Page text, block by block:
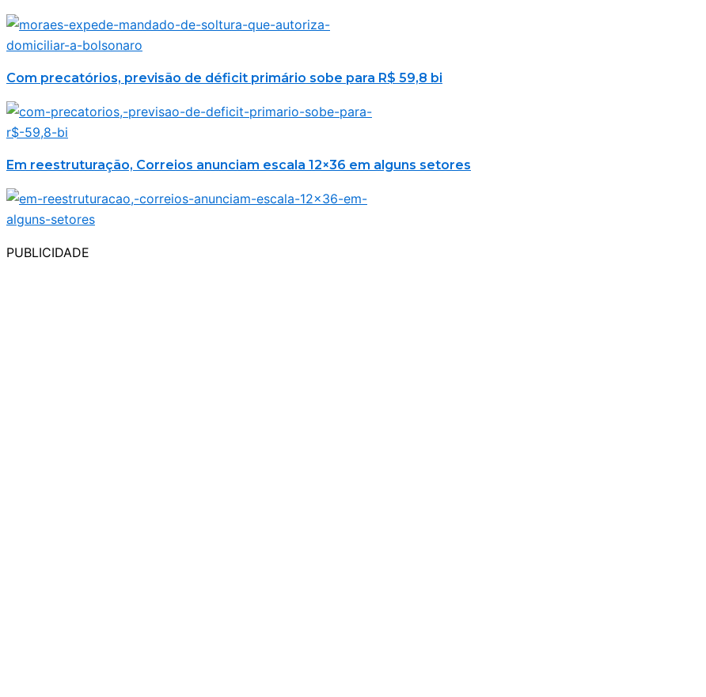
Com precatórios, previsão de déficit primário sobe para R$ 59,8 bi
Em reestruturação, Correios anunciam escala 12×36 em alguns setores
PUBLICIDADE